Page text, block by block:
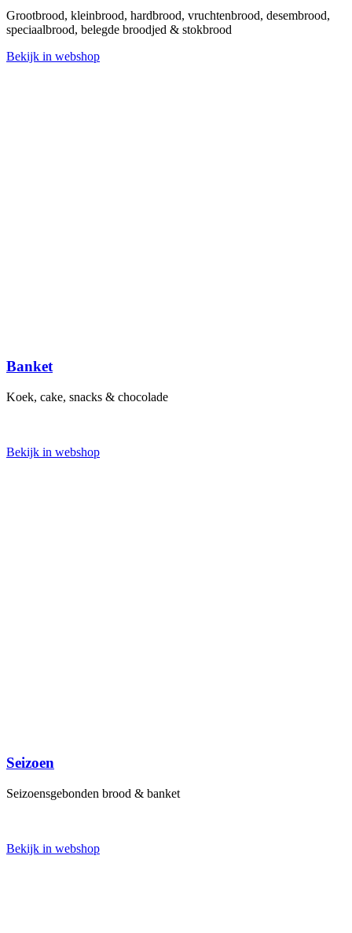
Grootbrood, kleinbrood, hardbrood, vruchtenbrood, desembrood,
speciaalbrood, belegde broodjed & stokbrood
Bekijk in webshop
Banket
Koek, cake, snacks & chocolade
Bekijk in webshop
Seizoen
Seizoensgebonden brood & banket
Bekijk in webshop